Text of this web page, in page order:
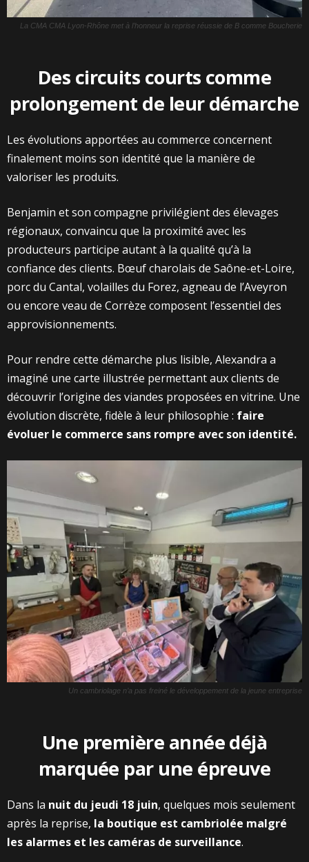
La CMA CMA Lyon-Rhône met à l’honneur la reprise réussie de B comme Boucherie
Des circuits courts comme
prolongement de leur démarche
Les évolutions apportées au commerce concernent
finalement moins son identité que la manière de
valoriser les produits.
Benjamin et son compagne privilégient des élevages
régionaux, convaincu que la proximité avec les
producteurs participe autant à la qualité qu’à la
confiance des clients. Bœuf charolais de Saône-et-Loire,
porc du Cantal, volailles du Forez, agneau de l’Aveyron
ou encore veau de Corrèze composent l’essentiel des
approvisionnements.
Pour rendre cette démarche plus lisible, Alexandra a
imaginé une carte illustrée permettant aux clients de
découvrir l’origine des viandes proposées en vitrine. Une
évolution discrète, fidèle à leur philosophie : faire
évoluer le commerce sans rompre avec son identité.
Un cambriolage n’a pas freiné le développement de la jeune entreprise
Une première année déjà
marquée par une épreuve
Dans la nuit du jeudi 18 juin, quelques mois seulement
après la reprise, la boutique est cambriolée malgré
les alarmes et les caméras de surveillance.